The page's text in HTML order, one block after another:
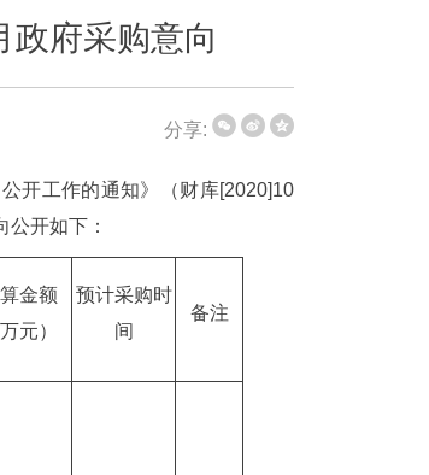
府采购意向
分享:
开工作的通知》（财库[2020]10
开如下：
金额
万元）
预计采购时
间
备注